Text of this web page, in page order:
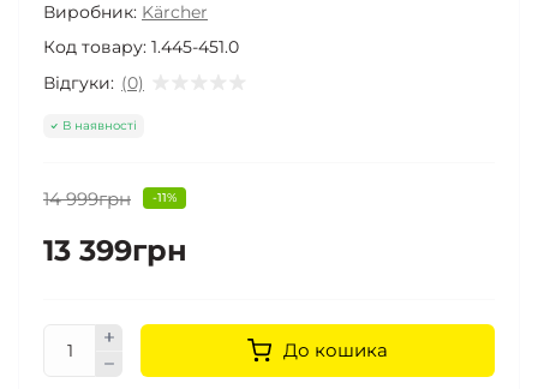
Виробник: Kärcher
Код товару: 1.445-451.0
Відгуки: (0)
В наявності
14 999грн -11%
13 399грн
До кошика